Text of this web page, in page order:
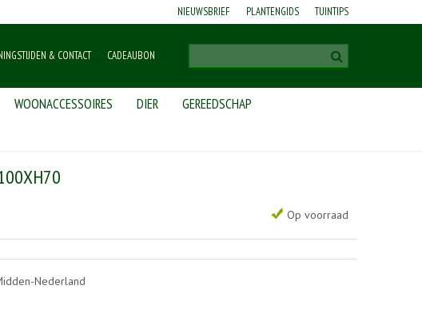
NIEUWSBRIEF PLANTENGIDS TUINTIPS
& CONTACT CADEAUBON
WOONACCESSOIRES DIER
GEREEDSCHAP
Op voorraad
Nederland